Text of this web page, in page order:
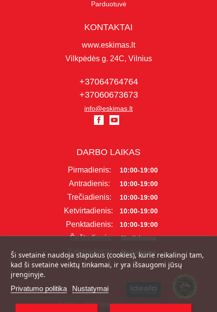
Parduotuvė
KONTAKTAI
www.eskimas.lt
Vilkpėdės g. 24C, Vilnius
+37064764764
+37060673673
info@eskimas.lt
DARBO LAIKAS
Pirmadienis: 10:00-19:00
Antradienis: 10:00-19:00
Trečiadienis: 10:00-19:00
Ketvirtadienis: 10:00-19:00
Penktadienis: 10:00-19:00
Šeštadienis: Nedirbame
Sekmadienis: Nedirbame
Ši svetainė naudoja slapukus (cookies), kurie reikalingi tam,
kad ši svetainė veiktų tinkamai, ir yra išsaugomi jūsų
įrenginyje.
Privatumo politika Nustatymai
© 2017 - 2026, Visos teisės saugomos